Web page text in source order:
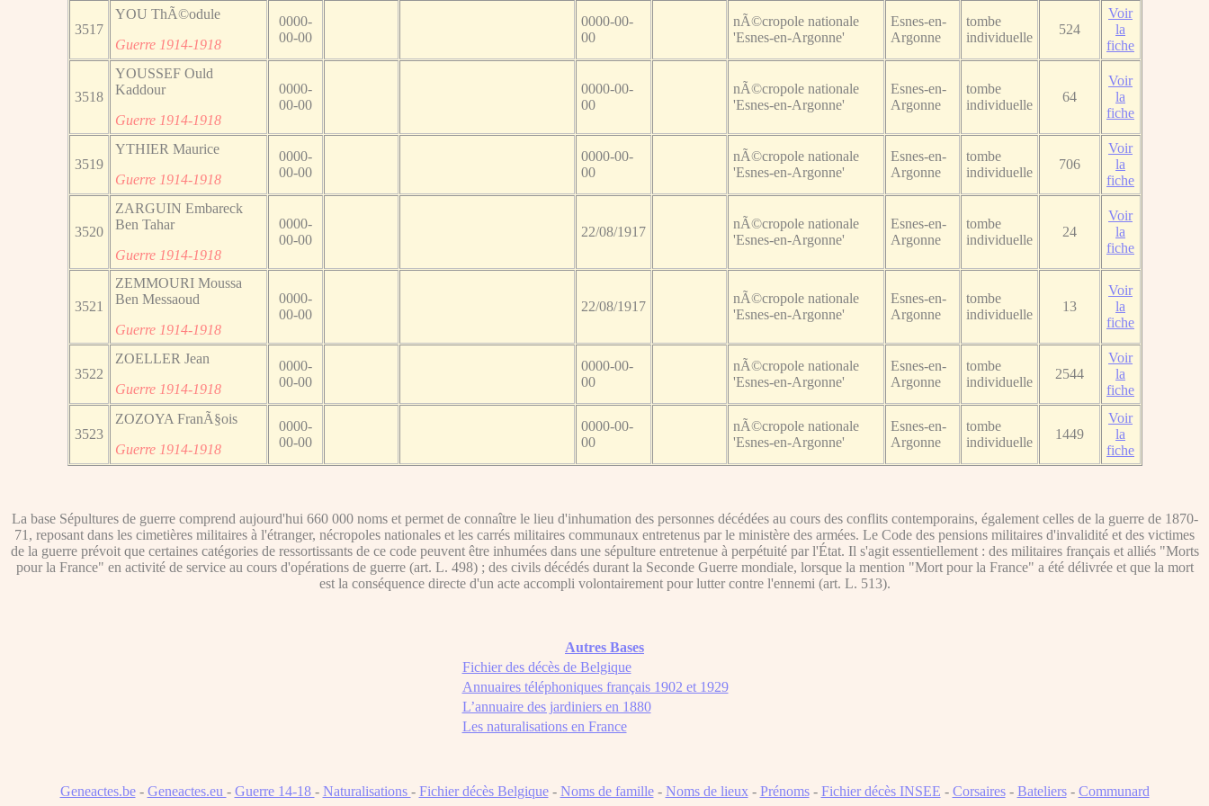
3517
YOU ThÃ©odule
Guerre 1914-1918
0000-
00-00
0000-00-
00
nÃ©cropole nationale
'Esnes-en-Argonne'
Esnes-en-
Argonne
tombe
individuelle
524
Voir
la
fiche
3518
YOUSSEF Ould
Kaddour
Guerre 1914-1918
0000-
00-00
0000-00-
00
nÃ©cropole nationale
'Esnes-en-Argonne'
Esnes-en-
Argonne
tombe
individuelle
64
Voir
la
fiche
3519
YTHIER Maurice
Guerre 1914-1918
0000-
00-00
0000-00-
00
nÃ©cropole nationale
'Esnes-en-Argonne'
Esnes-en-
Argonne
tombe
individuelle
706
Voir
la
fiche
3520
ZARGUIN Embareck
Ben Tahar
Guerre 1914-1918
0000-
00-00
22/08/1917
nÃ©cropole nationale
'Esnes-en-Argonne'
Esnes-en-
Argonne
tombe
individuelle
24
Voir
la
fiche
3521
ZEMMOURI Moussa
Ben Messaoud
Guerre 1914-1918
0000-
00-00
22/08/1917
nÃ©cropole nationale
'Esnes-en-Argonne'
Esnes-en-
Argonne
tombe
individuelle
13
Voir
la
fiche
3522
ZOELLER Jean
Guerre 1914-1918
0000-
00-00
0000-00-
00
nÃ©cropole nationale
'Esnes-en-Argonne'
Esnes-en-
Argonne
tombe
individuelle
2544
Voir
la
fiche
3523
ZOZOYA FranÃ§ois
Guerre 1914-1918
0000-
00-00
0000-00-
00
nÃ©cropole nationale
'Esnes-en-Argonne'
Esnes-en-
Argonne
tombe
individuelle
1449
Voir
la
fiche
La base Sépultures de guerre comprend aujourd'hui 660 000 noms et permet de connaître le lieu d'inhumation des personnes décédées au cours des conflits contemporains, également celles de la guerre de 1870-
71, reposant dans les cimetières militaires à l'étranger, nécropoles nationales et les carrés militaires communaux entretenus par le ministère des armées. Le Code des pensions militaires d'invalidité et des victimes
de la guerre prévoit que certaines catégories de ressortissants de ce code peuvent être inhumées dans une sépulture entretenue à perpétuité par l'État. Il s'agit essentiellement : des militaires français et alliés "Morts
pour la France" en activité de service au cours d'opérations de guerre (art. L. 498) ; des civils décédés durant la Seconde Guerre mondiale, lorsque la mention "Mort pour la France" a été délivrée et que la mort
est la conséquence directe d'un acte accompli volontairement pour lutter contre l'ennemi (art. L. 513).
Autres Bases
Fichier des décès de Belgique
Annuaires téléphoniques français 1902 et 1929
L’annuaire des jardiniers en 1880
Les naturalisations en France
Geneactes.be- Geneactes.eu - Guerre 14-18 - Naturalisations - Fichier décès Belgique- Noms de famille- Noms de lieux - Prénoms- Fichier décès INSEE - Corsaires- Bateliers- Communard